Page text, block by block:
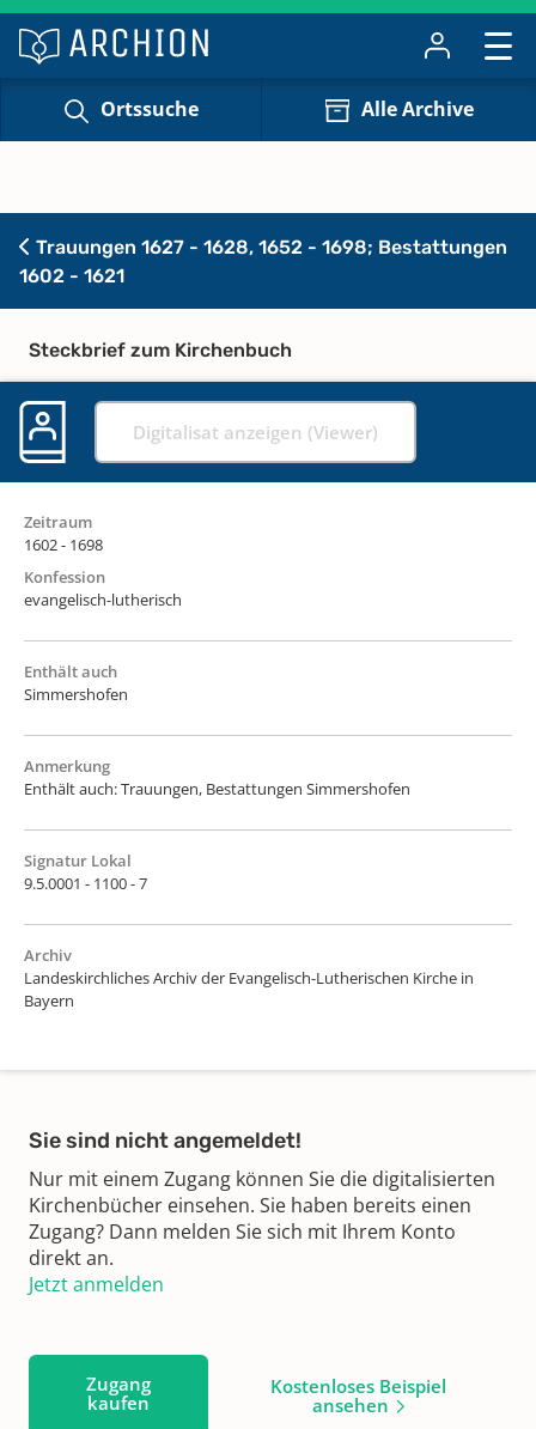
Ortssuche Alle Archive
Trauungen 1627 - 1628, 1652 - 1698; Bestattungen
1602 - 1621
Steckbrief zum Kirchenbuch
Digitalisat anzeigen (Viewer)
Zeitraum
1602 - 1698
Konfession
evangelisch-lutherisch
Enthält auch
Simmershofen
Anmerkung
Enthält auch: Trauungen, Bestattungen Simmershofen
Signatur Lokal
9.5.0001 - 1100 - 7
Archiv
Landeskirchliches Archiv der Evangelisch-Lutherischen Kirche in
Bayern
Sie sind nicht angemeldet!
Nur mit einem Zugang können Sie die digitalisierten
Kirchenbücher einsehen. Sie haben bereits einen
Zugang? Dann melden Sie sich mit Ihrem Konto
direkt an.
Jetzt anmelden
Zugang
kaufen
Kostenloses Beispiel
ansehen